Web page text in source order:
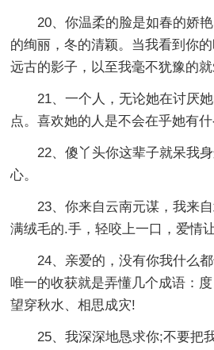
20、你温柔的脸是如春的娇艳
的绚丽，冬的清颖。当我看到你
远古的影子，以至我毫不犹豫的
21、一个人，无论她在讨厌她
点。喜欢她的人是不会在乎她有什
22、傻丫头你这辈子就呆我身
心。
23、你来自云南元谋，我来自
满绒毛的.手，轻咬上一口，爱情
24、亲爱的，没有你我什么都
唯一的收获就是弄懂几个成语：度
望穿秋水、相思成灾!
25、我深深地恳求你;不要把我